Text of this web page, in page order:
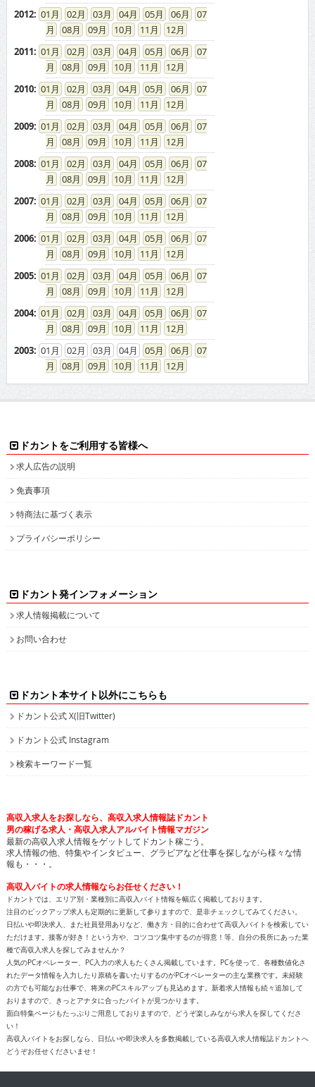
2012: 01 02 03 04 05 06
07
08
09 10 11
12
2011: 01 02 03 04 05 06
07
08
09 10 11
12
2010: 01 02 03 04 05 06
07
08
09 10 11
12
2009: 01 02 03 04 05 06
07
08
09 10 11
12
2008: 01 02 03 04 05 06
07
08
09 10 11
12
2007: 01 02 03 04 05 06
07
08
09 10 11
12
2006: 01 02 03 04 05 06
07
08
09 10 11
12
2005: 01 02 03 04 05 06
07
08
09 10 11
12
2004: 01 02 03 04 05 06
07
08
09 10 11
12
2003: 01 02 03 04 05 06
07
08
09 10 11 12
ドカントをご利用する皆様へ
求人広告の説明
免責事項
特商法に基づく表示
プライバシーポリシー
ドカント発インフォメーション
求人情報掲載について
お問い合わせ
ドカント本サイト以外にこちらも
ドカント公式 X(旧Twitter)
ドカント公式 Instagram
検索キーワード一覧
高収入求人をお探しなら、高収入求人情報誌ドカント
男の稼げる求人・高収入求人アルバイト情報マガジン
最新の高収入求人情報をゲットしてドカント稼ごう。
求人情報の他、特集やインタビュー、グラビアなど仕事を探しながら様々な情
報も・・・。
高収入バイトの求人情報ならお任せください！
ドカントでは、エリア別・業種別に高収入バイト情報を幅広く掲載しております。
注目のピックアップ求人も定期的に更新して参りますので、是非チェックしてみてください。
日払いや即決求人、また社員登用ありなど、働き方・目的に合わせて高収入バイトを検索してい
ただけます。接客が好き！という方や、コツコツ集中するのが得意！等、自分の長所にあった業
種で高収入求人を探してみませんか？
人気のPCオペレーター、PC入力の求人もたくさん掲載しています。PCを使って、各種数値化さ
れたデータ情報を入力したり原稿を書いたりするのがPCオペレーターの主な業務です。未経験
の方でも可能なお仕事で、将来のPCスキルアップも見込めます。新着求人情報も続々追加して
おりますので、きっとアナタに合ったバイトが見つかります。
面白特集ページもたっぷりご用意しておりますので、どうぞ楽しみながら求人を探してくださ
い！
高収入バイトをお探しなら、日払いや即決求人を多数掲載している高収入求人情報誌ドカントへ
どうぞお任せくださいませ！